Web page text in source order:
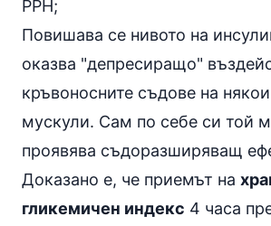
PPH;
Повишава се нивото на
оказва "депресиращо"
кръвоносните съдове на
мускули. Сам по себе си той
проявява съдоразширяващ
Доказано е, че приемът на
гликемичен индекс 4 часа